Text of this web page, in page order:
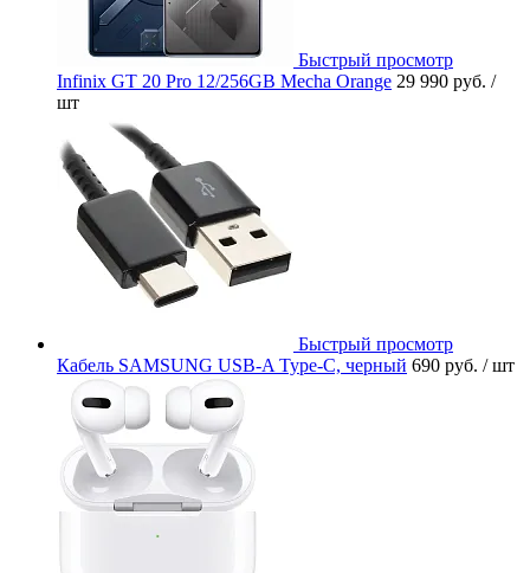
Быстрый просмотр
Infinix GT 20 Pro 12/256GB Mecha Orange 29 990 руб. /
шт
Быстрый просмотр
Кабель SAMSUNG USB-A Type-C, черный 690 руб. / шт